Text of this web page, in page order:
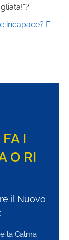
incapace? E
I
O RI
il Nuovo
la Calma